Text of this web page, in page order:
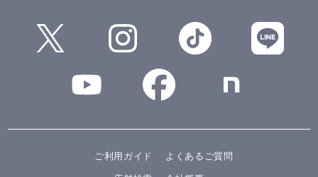
ご利用ガイド
よくあるご質問